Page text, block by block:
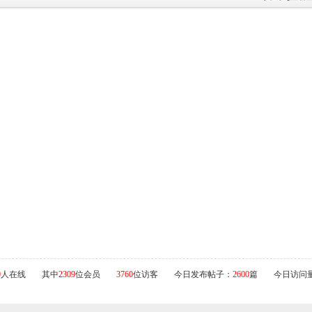
人在线 其中2309位会员 3760位访客 今日发布帖子： 2600篇 今日访问